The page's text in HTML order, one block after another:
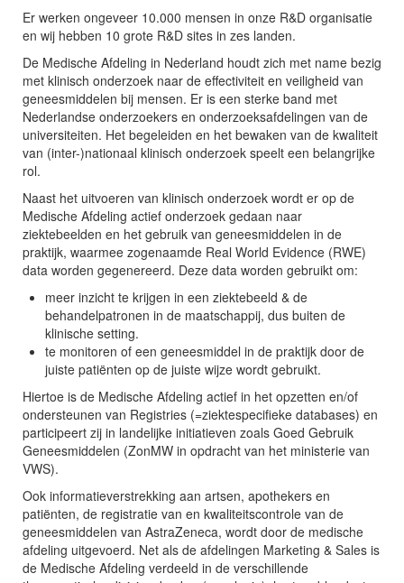
Er werken ongeveer 10.000 mensen in onze R&D organisatie
en wij hebben 10 grote R&D sites in zes landen.
De Medische Afdeling in Nederland houdt zich met name bezig
met klinisch onderzoek naar de effectiviteit en veiligheid van
geneesmiddelen bij mensen. Er is een sterke band met
Nederlandse onderzoekers en onderzoeksafdelingen van de
universiteiten. Het begeleiden en het bewaken van de kwaliteit
van (inter-)nationaal klinisch onderzoek speelt een belangrijke
rol.
Naast het uitvoeren van klinisch onderzoek wordt er op de
Medische Afdeling actief onderzoek gedaan naar
ziektebeelden en het gebruik van geneesmiddelen in de
praktijk, waarmee zogenaamde Real World Evidence (RWE)
data worden gegenereerd. Deze data worden gebruikt om:
meer inzicht te krijgen in een ziektebeeld & de
behandelpatronen in de maatschappij, dus buiten de
klinische setting.
te monitoren of een geneesmiddel in de praktijk door de
juiste patiënten op de juiste wijze wordt gebruikt.
Hiertoe is de Medische Afdeling actief in het opzetten en/of
ondersteunen van Registries (=ziektespecifieke databases) en
participeert zij in landelijke initiatieven zoals Goed Gebruik
Geneesmiddelen (ZonMW in opdracht van het ministerie van
VWS).
Ook informatieverstrekking aan artsen, apothekers en
patiënten, de registratie van en kwaliteitscontrole van de
geneesmiddelen van AstraZeneca, wordt door de medische
afdeling uitgevoerd. Net als de afdelingen Marketing & Sales is
de Medische Afdeling verdeeld in de verschillende